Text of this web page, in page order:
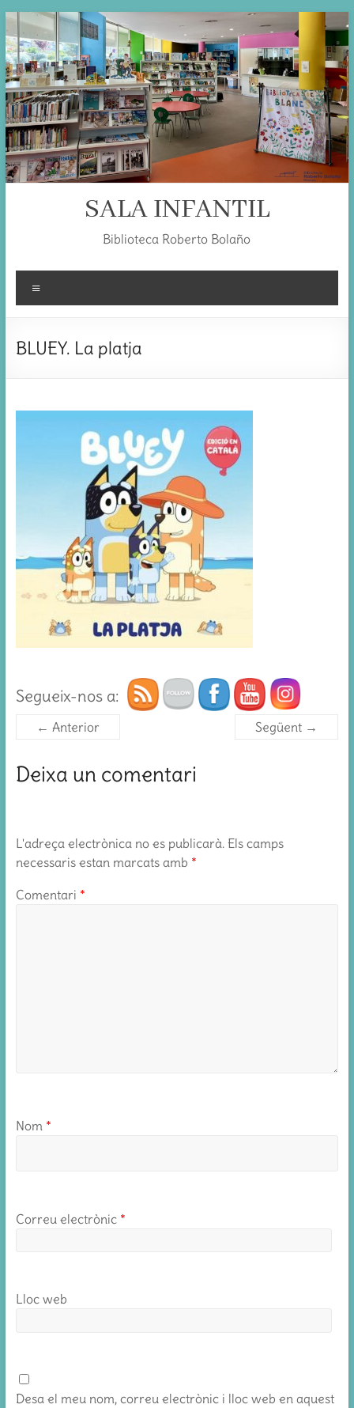
Skip
to
content
SALA INFANTIL
Biblioteca Roberto Bolaño
BLUEY. La platja
Segueix-nos a:
← Anterior Següent →
Deixa un comentari
L'adreça electrònica no es publicarà. Els camps
necessaris estan marcats amb *
Comentari *
Nom *
Correu electrònic *
Lloc web
Desa el meu nom, correu electrònic i lloc web en aquest